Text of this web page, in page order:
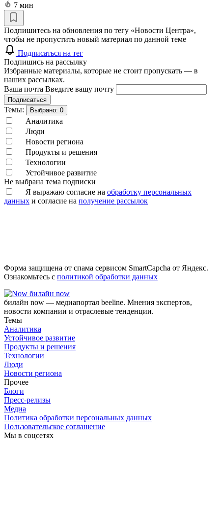
7 мин
Подпишитесь на обновления по тегу «Новости Центра»,
чтобы не пропустить новый материал по данной теме
Подписаться на тег
Подпишись на рассылку
Избранные материалы, которые не стоит пропускать — в
наших рассылках.
Ваша почта Введите вашу почту
Подписаться
Темы: Выбрано: 0
Аналитика
Люди
Новости региона
Продукты и решения
Технологии
Устойчивое развитие
Не выбрана тема подписки
Я выражаю согласие на обработку персональных
данных и согласие на получение рассылок
Форма защищена от спама сервисом SmartCapcha от Яндекс.
Ознакомьтесь с политикой обработки данных
билайн now
билайн now — медиапортал beeline. Мнения экспертов,
новости компании и отраслевые тенденции.
Темы
Аналитика
Устойчивое развитие
Продукты и решения
Технологии
Люди
Новости региона
Прочее
Блоги
Пресс-релизы
Медиа
Политика обработки персональных данных
Пользовательское соглашение
Мы в соцсетях